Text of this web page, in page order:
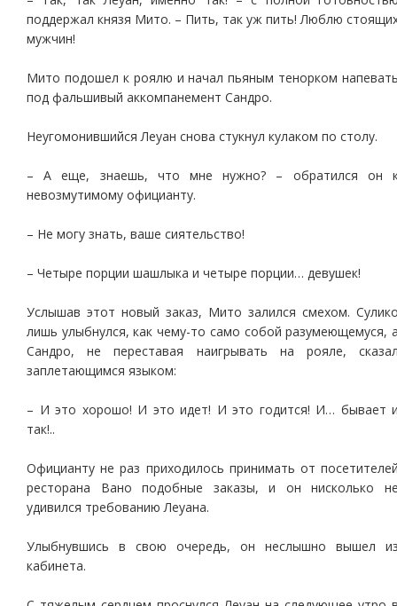
поддержал князя Мито. – Пить, так уж пить! Люблю
мужчин!
Мито подошел к роялю и начал пьяным тенорком
под фальшивый аккомпанемент Сандро.
Неугомонившийся Леуан снова стукнул кулаком по столу.
– А еще, знаешь, что мне нужно? – обратился он
невозмутимому официанту.
– Не могу знать, ваше сиятельство!
– Четыре порции шашлыка и четыре порции… девушек!
Услышав этот новый заказ, Мито залился смехом.
лишь улыбнулся, как чему-то само собой разумеющемуся,
Сандро, не переставая наигрывать на рояле,
заплетающимся языком:
– И это хорошо! И это идет! И это годится! И… бывает
так!..
Официанту не раз приходилось принимать от
ресторана Вано подобные заказы, и он нисколько
удивился требованию Леуана.
Улыбнувшись в свою очередь, он неслышно вышел
кабинета.